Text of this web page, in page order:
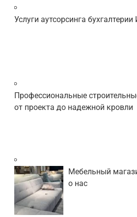
Услуги аутсорсинга бухгалтерии
Профессиональные
от проекта до надежной кровли
Мебельный
о нас